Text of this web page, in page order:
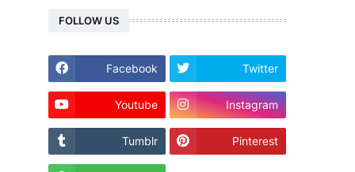
FOLLOW US
Facebook Twitter
Youtube Instagram
Tumblr Pinterest